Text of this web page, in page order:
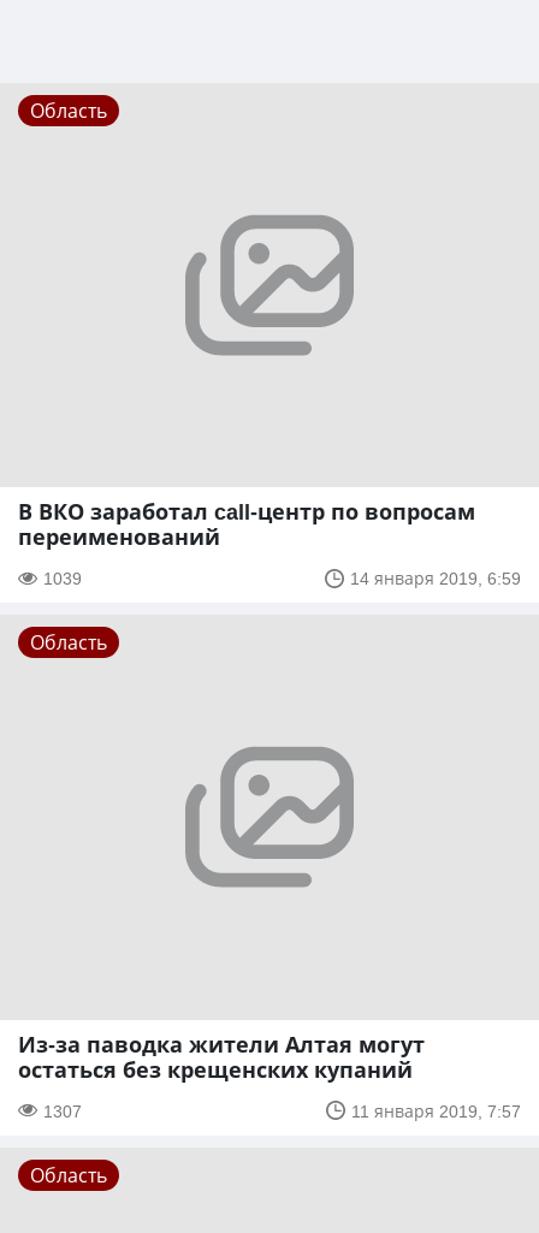
Область
В ВКО заработал call-центр по вопросам
переименований
1039 14 января 2019, 6:59
Область
Из-за паводка жители Алтая могут
остаться без крещенских купаний
1307 11 января 2019, 7:57
Область